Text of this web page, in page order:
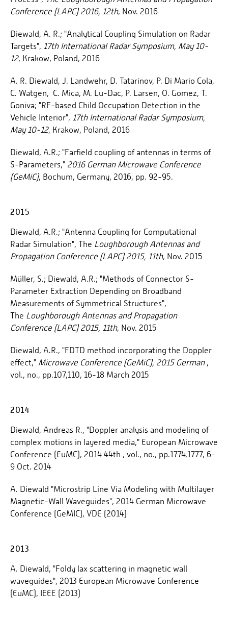
Conference (LAPC) 2016, 12th, Nov. 2016
Diewald, A. R.; "Analytical Coupling Simulation on Radar
Targets", 17th International Radar Symposium, May 10-
12, Krakow, Poland, 2016
A. R. Diewald, J. Landwehr, D. Tatarinov, P. Di Mario Cola,
C. Watgen, C. Mica, M. Lu-Dac, P. Larsen, O. Gomez, T.
Goniva; "RF-based Child Occupation Detection in the
Vehicle Interior", 17th International Radar Symposium,
May 10-12, Krakow, Poland, 2016
Diewald, A.R.; "Farfield coupling of antennas in terms of
S-Parameters," 2016 German Microwave Conference
(GeMiC), Bochum, Germany, 2016, pp. 92-95.
2015
Diewald, A.R.; "Antenna Coupling for Computational
Radar Simulation", The Loughborough Antennas and
Propagation Conference (LAPC) 2015, 11th, Nov. 2015
Müller, S.; Diewald, A.R.; "Methods of Connector S-
Parameter Extraction Depending on Broadband
Measurements of Symmetrical Structures",
The Loughborough Antennas and Propagation
Conference (LAPC) 2015, 11th, Nov. 2015
Diewald, A.R., "FDTD method incorporating the Doppler
effect," Microwave Conference (GeMiC), 2015 German,
vol., no., pp.107,110, 16-18 March 2015
2014
Diewald, Andreas R., "Doppler analysis and modeling of
complex motions in layered media," European Microwave
Conference (EuMC), 2014 44th , vol., no., pp.1774,1777, 6-
9 Oct. 2014
A. Diewald "Microstrip Line Via Modeling with Multilayer
Magnetic-Wall Waveguides", 2014 German Microwave
Conference (GeMIC), VDE (2014)
2013
A. Diewald, "Foldy lax scattering in magnetic wall
waveguides", 2013 European Microwave Conference
(EuMC), IEEE (2013)